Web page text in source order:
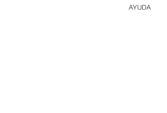
AYUDA